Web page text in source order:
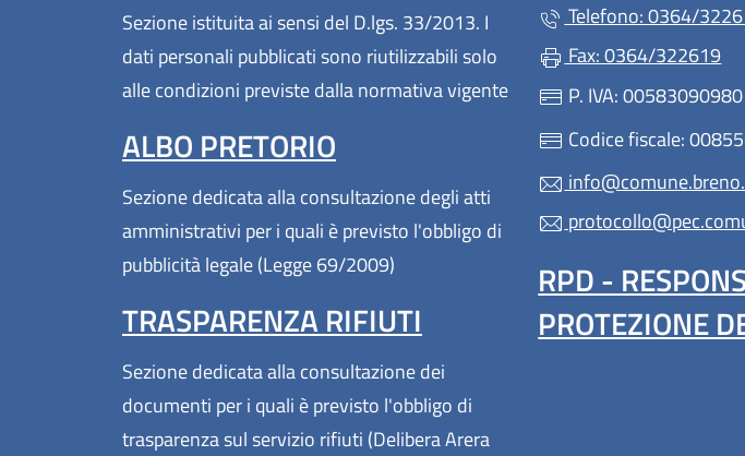
Sezione istituita ai sensi del D.lgs. 33/2013. I
dati personali pubblicati sono riutilizzabili solo
alle condizioni previste dalla normativa vigente
ALBO PRETORIO
Sezione dedicata alla consultazione degli atti
amministrativi per i quali è previsto l'obbligo di
pubblicità legale (Legge 69/2009)
TRASPARENZA RIFIUTI
Sezione dedicata alla consultazione dei
documenti per i quali è previsto l'obbligo di
trasparenza sul servizio rifiuti (Delibera Arera
Telefono: 0364/
Fax: 0364/322619
P. IVA: 00583090980
Codice fiscale:
RPD -
PROTEZIONE